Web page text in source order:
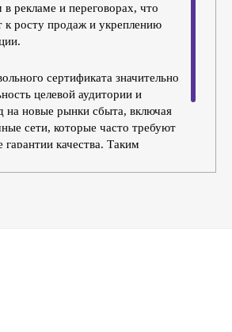
рекламе и переговорах, что
к росту продаж и укреплению
сертификата значительно
целевой аудитории и
на новые рынки сбыта, включая
сети, которые часто требуют
гарантии качества. Таким
перед компанией